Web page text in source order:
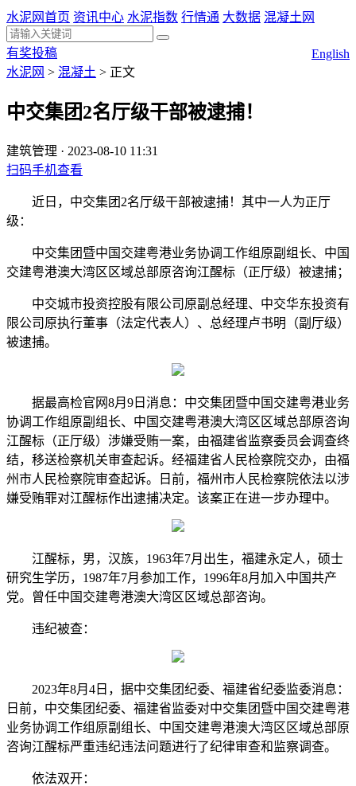
水泥网首页 资讯中心 水泥指数 行情通 大数据 混凝土网
English
有奖投稿
水泥网 > 混凝土 > 正文
中交集团2名厅级干部被逮捕！
建筑管理 · 2023-08-10 11:31
扫码手机查看
近日，中交集团2名厅级干部被逮捕！其中一人为正厅
级：
中交集团暨中国交建粤港业务协调工作组原副组长、中国
交建粤港澳大湾区区域总部原咨询江醒标（正厅级）被逮捕；
中交城市投资控股有限公司原副总经理、中交华东投资有
限公司原执行董事（法定代表人）、总经理卢书明（副厅级）
被逮捕。
据最高检官网8月9日消息：中交集团暨中国交建粤港业务
协调工作组原副组长、中国交建粤港澳大湾区区域总部原咨询
江醒标（正厅级）涉嫌受贿一案，由福建省监察委员会调查终
结，移送检察机关审查起诉。经福建省人民检察院交办，由福
州市人民检察院审查起诉。日前，福州市人民检察院依法以涉
嫌受贿罪对江醒标作出逮捕决定。该案正在进一步办理中。
江醒标，男，汉族，1963年7月出生，福建永定人，硕士
研究生学历，1987年7月参加工作，1996年8月加入中国共产
党。曾任中国交建粤港澳大湾区区域总部咨询。
违纪被查：
2023年8月4日，据中交集团纪委、福建省纪委监委消息：
日前，中交集团纪委、福建省监委对中交集团暨中国交建粤港
业务协调工作组原副组长、中国交建粤港澳大湾区区域总部原
咨询江醒标严重违纪违法问题进行了纪律审查和监察调查。
依法双开：